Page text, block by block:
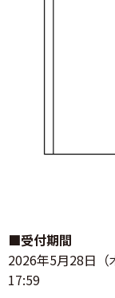
■受付期間
2026年5月28日
17:59